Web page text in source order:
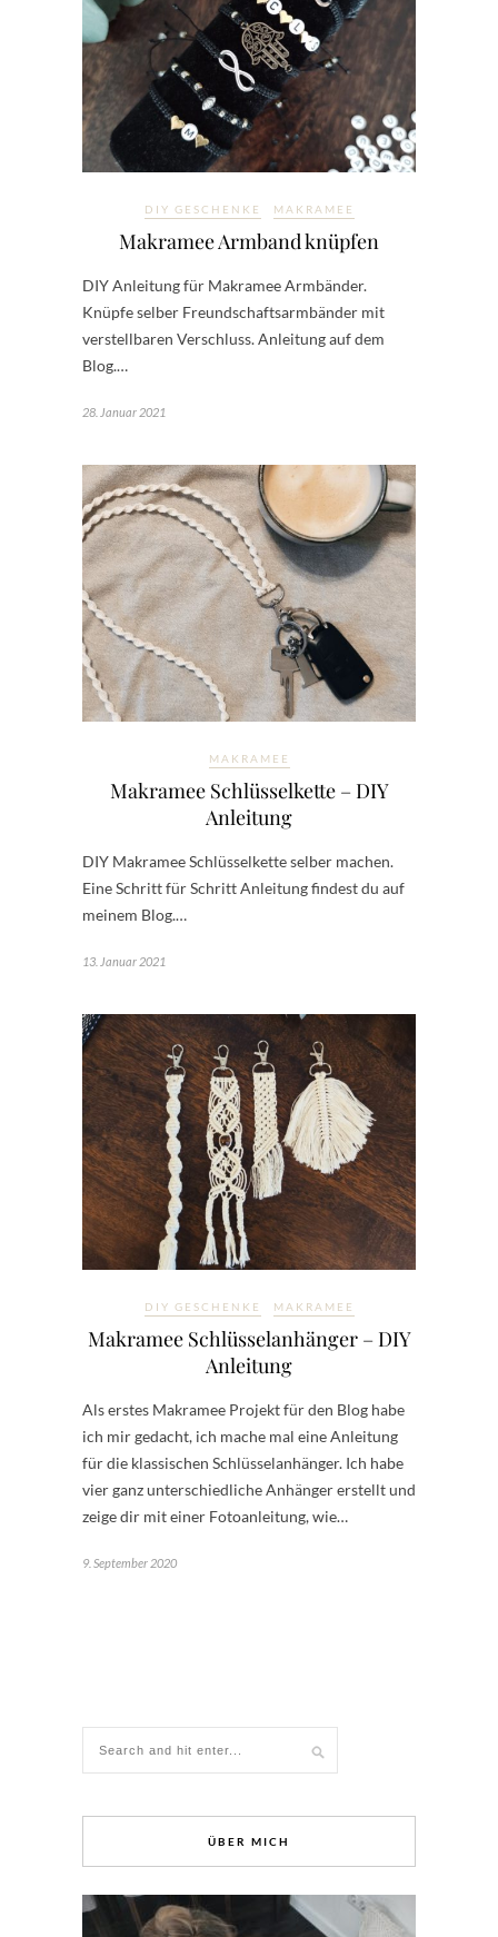
DIY GESCHENKE MAKRAMEE
Makramee Armband knüpfen
DIY Anleitung für Makramee Armbänder.
Knüpfe selber Freundschaftsarmbänder mit
verstellbaren Verschluss. Anleitung auf dem
Blog.…
28. Januar 2021
MAKRAMEE
Makramee Schlüsselkette – DIY
Anleitung
DIY Makramee Schlüsselkette selber machen.
Eine Schritt für Schritt Anleitung findest du auf
meinem Blog.…
13. Januar 2021
DIY GESCHENKE MAKRAMEE
Makramee Schlüsselanhänger – DIY
Anleitung
Als erstes Makramee Projekt für den Blog habe
ich mir gedacht, ich mache mal eine Anleitung
für die klassischen Schlüsselanhänger. Ich habe
vier ganz unterschiedliche Anhänger erstellt und
zeige dir mit einer Fotoanleitung, wie…
9. September 2020
ÜBER MICH